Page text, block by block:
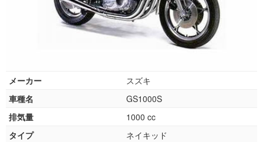
メーカー
スズキ
車種名
GS1000S
排気量
1000 cc
タイプ
ネイキッド